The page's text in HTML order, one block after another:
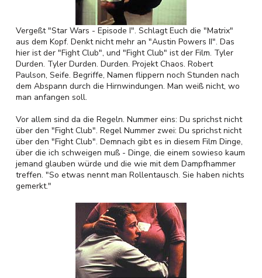
Vergeßt "Star Wars - Episode I". Schlagt Euch die "Matrix"
aus dem Kopf. Denkt nicht mehr an "Austin Powers II". Das
hier ist der "Fight Club", und "Fight Club" ist der Film. Tyler
Durden. Tyler Durden. Durden. Projekt Chaos. Robert
Paulson, Seife. Begriffe, Namen flippern noch Stunden nach
dem Abspann durch die Hirnwindungen. Man weiß nicht, wo
man anfangen soll.
Vor allem sind da die Regeln. Nummer eins: Du sprichst nicht
über den "Fight Club". Regel Nummer zwei: Du sprichst nicht
über den "Fight Club". Demnach gibt es in diesem Film Dinge,
über die ich schweigen muß - Dinge, die einem sowieso kaum
jemand glauben würde und die wie mit dem Dampfhammer
treffen. "So etwas nennt man Rollentausch. Sie haben nichts
gemerkt."